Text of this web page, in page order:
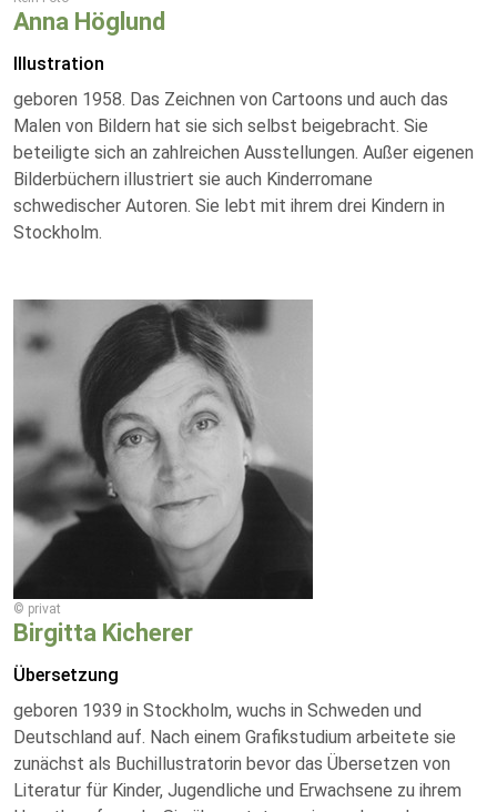
Anna Höglund
Illustration
geboren 1958. Das Zeichnen von Cartoons und auch das
Malen von Bildern hat sie sich selbst beigebracht. Sie
beteiligte sich an zahlreichen Ausstellungen. Außer eigenen
Bilderbüchern illustriert sie auch Kinderromane
schwedischer Autoren. Sie lebt mit ihrem drei Kindern in
Stockholm.
© privat
Birgitta Kicherer
Übersetzung
geboren 1939 in Stockholm, wuchs in Schweden und
Deutschland auf. Nach einem Grafikstudium arbeitete sie
zunächst als Buchillustratorin bevor das Übersetzen von
Literatur für Kinder, Jugendliche und Erwachsene zu ihrem